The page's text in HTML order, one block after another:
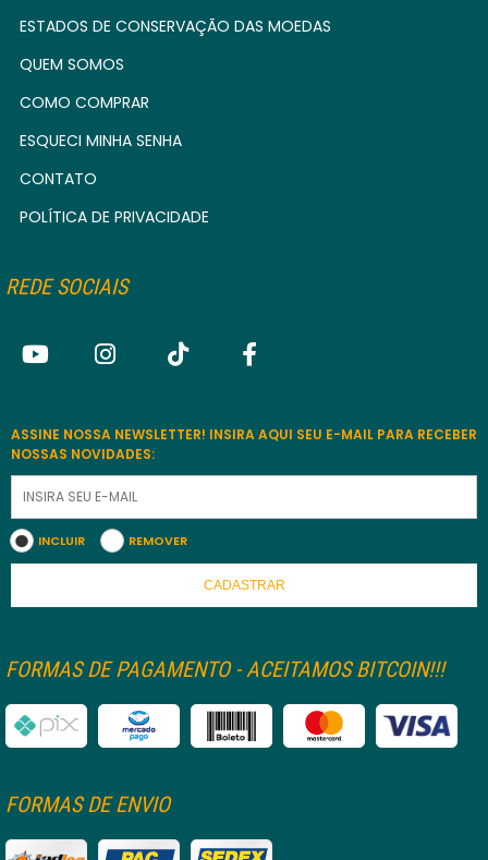
ESTADOS DE CONSERVAÇÃO DAS MOEDAS
QUEM SOMOS
COMO COMPRAR
ESQUECI MINHA SENHA
CONTATO
POLÍTICA DE PRIVACIDADE
REDE SOCIAIS
ASSINE NOSSA NEWSLETTER! INSIRA AQUI SEU E-MAIL PARA RECEBER
NOSSAS NOVIDADES:
INCLUIR REMOVER
CADASTRAR
FORMAS DE PAGAMENTO - ACEITAMOS BITCOIN!!!
FORMAS DE ENVIO